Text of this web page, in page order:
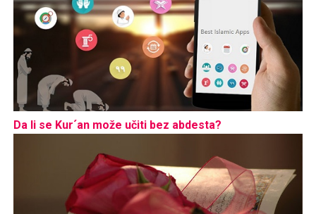
Da li se Kur´an može učiti bez abdesta?